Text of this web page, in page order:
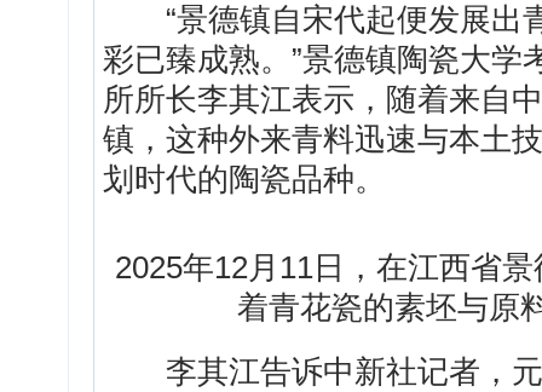
“景德镇自宋代起便发展出
彩已臻成熟。”景德镇陶瓷大
所所长李其江表示，随着来自
镇，这种外来青料迅速与本土
划时代的陶瓷品种。
2025年12月11日，在江西省
着青花瓷的素坯与原
李其江告诉中新社记者，元